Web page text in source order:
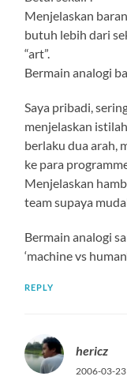
Menjelaskan
butuh lebih dari
“art”.
Bermain analogi
Saya pribadi,
menjelaskan
berlaku dua arah,
ke para
Menjelaskan
team supaya
Bermain analogi
‘machine vs
REPLY
hericz
2006-03-